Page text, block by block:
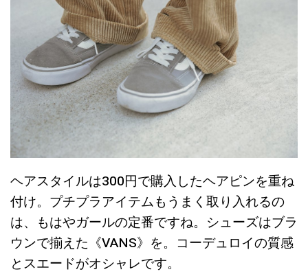
ヘアスタイルは300円で購入したヘアピンを重ね
付け。プチプラアイテムもうまく取り入れるの
は、もはやガールの定番ですね。シューズはブラ
ウンで揃えた《VANS》を。コーデュロイの質感
とスエードがオシャレです。